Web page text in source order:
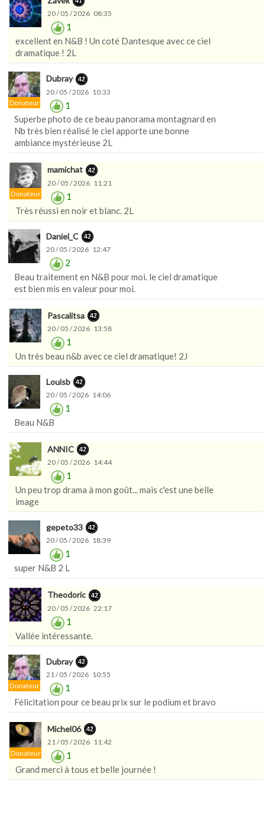
20 / 05 / 2026 08:35
1
excellent en N&B ! Un coté Dantesque avec ce ciel
dramatique ! 2L
Donateur
Dubray
20 / 05 / 2026 10:33
1
Superbe photo de ce beau panorama montagnard en
Nb très bien réalisé le ciel apporte une bonne
ambiance mystérieuse 2L
Donateur
mamichat
20 / 05 / 2026 11:21
1
Très réussi en noir et blanc. 2L
Daniel_C
20 / 05 / 2026 12:47
2
Beau traitement en N&B pour moi. le ciel dramatique
est bien mis en valeur pour moi.
Pascalitsa
20 / 05 / 2026 13:58
1
Un très beau n&b avec ce ciel dramatique! 2J
Louisb
20 / 05 / 2026 14:06
1
Beau N&B
ANNIC
20 / 05 / 2026 14:44
1
Un peu trop drama à mon goût... mais c'est une belle
image
gepeto33
20 / 05 / 2026 18:39
1
super N&B 2 L
Theodoric
20 / 05 / 2026 22:17
1
Vallée intéressante.
Donateur
Dubray
21 / 05 / 2026 10:55
1
Félicitation pour ce beau prix sur le podium et bravo
Donateur
Michel06
21 / 05 / 2026 11:42
1
Grand merci à tous et belle journée !